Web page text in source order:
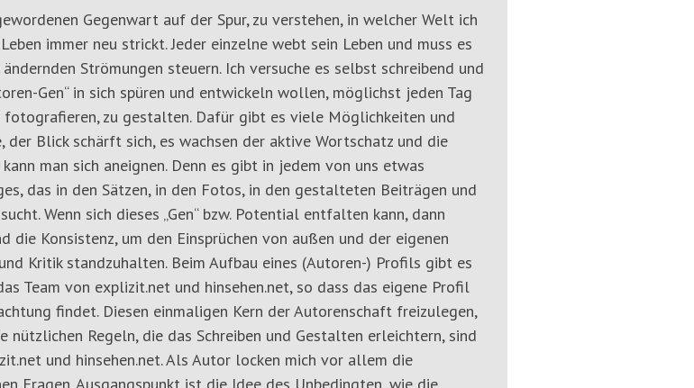
Gegenwart auf der Spur, zu verstehen, in welcher Welt ich
immer neu strickt. Jeder einzelne webt sein Leben und muss es
Strömungen steuern. Ich versuche es selbst schreibend und
Gen“ in sich spüren und entwickeln wollen, möglichst jeden Tag
fotografieren, zu gestalten. Dafür gibt es viele Möglichkeiten und
der Blick schärft sich, es wachsen der aktive Wortschatz und die
man sich aneignen. Denn es gibt in jedem von uns etwas
das in den Sätzen, in den Fotos, in den gestalteten Beiträgen und
Wenn sich dieses „Gen“ bzw. Potential entfalten kann, dann
die Konsistenz, um den Einsprüchen von außen und der eigenen
Kritik standzuhalten. Beim Aufbau eines (Autoren-) Profils gibt es
Team von explizit.net und hinsehen.net, so dass das eigene Profil
findet. Diesen einmaligen Kern der Autorenschaft freizulegen,
nützlichen Regeln, die das Schreiben und Gestalten erleichtern, sind
und hinsehen.net. Als Autor locken mich vor allem die